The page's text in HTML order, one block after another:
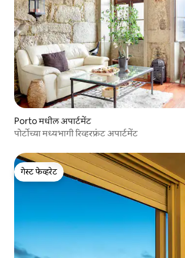
Porto मधील अपार्टमेंट
पोर्टोच्या मध्यभागी रिव्हरफ्रंट अपार्टमेंट
गेस्ट फेव्हरेट
गेस्ट फेव्हरेट